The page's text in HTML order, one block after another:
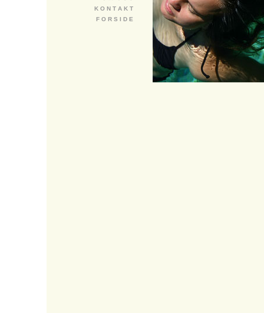
K O N T A K T
F O R S I D E